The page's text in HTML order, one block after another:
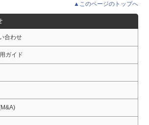
▲このページのトップへ
合わせ
ガイド